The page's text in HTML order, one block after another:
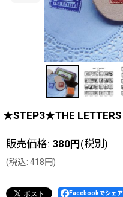
★STEP3★THE LETTERS
販売価格: 380円(税別)
(税込: 418円)
Facebookでシェア